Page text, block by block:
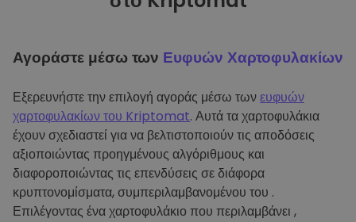
Αγοράστε μέσω των Ευφυών Χαρτοφυλακίων
Εξερευνήστε την επιλογή αγοράς μέσω τωνευφυών
χαρτοφυλακίων του Kriptomat. Αυτά τα χαρτοφυλάκια
έχουν σχεδιαστεί για να βελτιστοποιούν τις αποδόσεις
αξιοποιώντας προηγμένους αλγόριθμους και
διαφοροποιώντας τις επενδύσεις σε διάφορα
κρυπτονομίσματα, συμπεριλαμβανομένου του .
Επιλέγοντας ένα χαρτοφυλάκιο που περιλαμβάνει ,